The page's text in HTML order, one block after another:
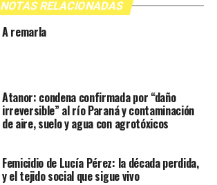
NOTAS RELACIONADAS
A remarla
Atanor: condena confirmada por “daño
irreversible” al río Paraná y contaminación
de aire, suelo y agua con agrotóxicos
Femicidio de Lucía Pérez: la década perdida,
y el tejido social que sigue vivo